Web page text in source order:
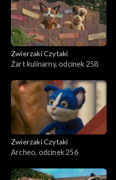
Zwierzaki Czytaki
Żart kulinarny, odcinek 258
Zwierzaki Czytaki
Archeo, odcinek 256